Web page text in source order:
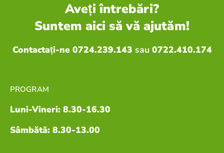
Aveți întrebări?
Suntem aici să vă ajutăm!
Contactați-ne 0724.239.143 sau 0722.410.174
PROGRAM
Luni-Vineri: 8.30-16.30
Sâmbătă: 8.30-13.00